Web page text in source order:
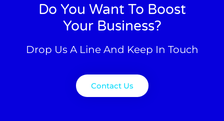
Do You Want To Boost
Your Business?
Drop Us A Line And Keep In Touch
Contact Us